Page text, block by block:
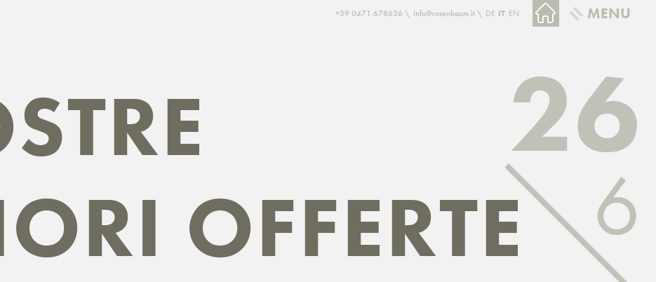
+39 0471 678636 info@rosenbaum.it DE IT EN MENU
OFFERTE
26
6